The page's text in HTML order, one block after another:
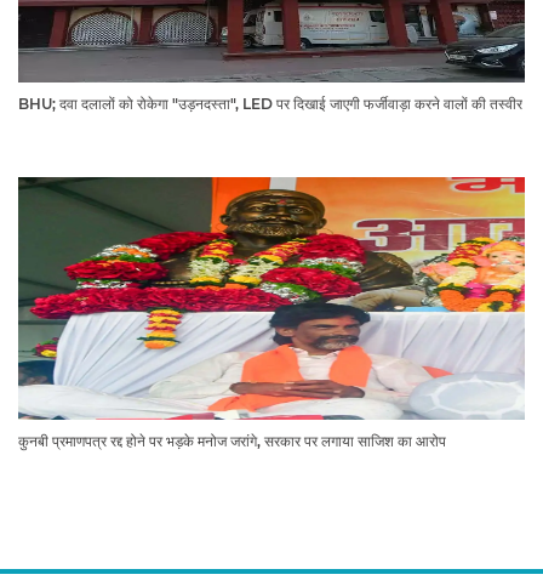
BHU; दवा दलालों को रोकेगा "उड़नदस्ता", LED पर दिखाई जाएगी फर्जीवाड़ा करने वालों की तस्वीर
कुनबी प्रमाणपत्र रद्द होने पर भड़के मनोज जरांगे, सरकार पर लगाया साजिश का आरोप